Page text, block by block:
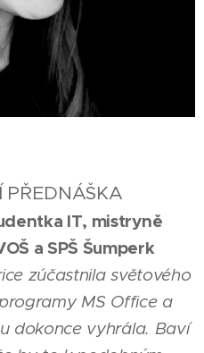
PŘEDNÁŠKA
IT, mistryně
a SPŠ Šumperk
zúčastnila světového
MS Office a
dokonce vyhrála. Baví